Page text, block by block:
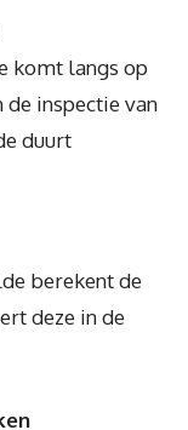
komt langs op
inspectie van
duurt
berekent de
deze in de